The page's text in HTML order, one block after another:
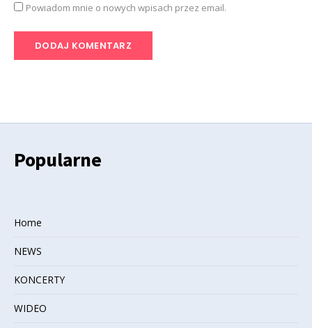
Powiadom mnie o nowych wpisach przez email.
Popularne
Home
NEWS
KONCERTY
WIDEO